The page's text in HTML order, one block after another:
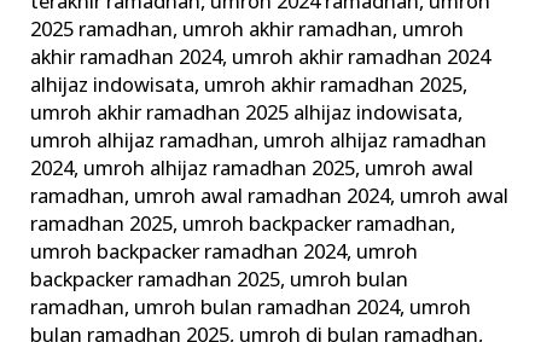
2025 ramadhan, umroh akhir ramadhan, umroh
akhir ramadhan 2024, umroh akhir ramadhan 2024
alhijaz indowisata, umroh akhir ramadhan 2025,
umroh akhir ramadhan 2025 alhijaz indowisata,
umroh alhijaz ramadhan, umroh alhijaz ramadhan
2024, umroh alhijaz ramadhan 2025, umroh awal
ramadhan, umroh awal ramadhan 2024, umroh awal
ramadhan 2025, umroh backpacker ramadhan,
umroh backpacker ramadhan 2024, umroh
backpacker ramadhan 2025, umroh bulan
ramadhan, umroh bulan ramadhan 2024, umroh
bulan ramadhan 2025, umroh di bulan ramadhan,